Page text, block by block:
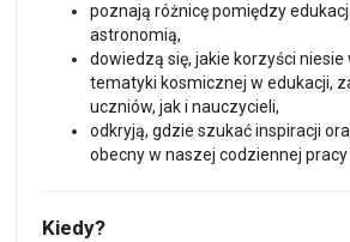
poznają różnicę pomiędzy
astronomią,
dowiedzą się, jakie korzyści
tematyki kosmicznej w edukacji,
uczniów, jak i nauczycieli,
odkryją, gdzie szukać inspiracji
obecny w naszej codziennej pracy
Kiedy?